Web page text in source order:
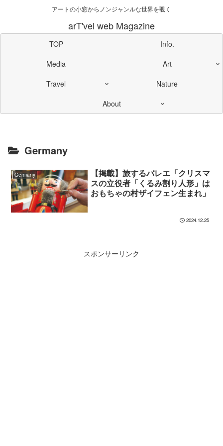
アートの小窓からノンジャンルな世界を覗く
arT'vel web Magazine
TOP
Info.
Media
Art
Travel
Nature
About
Germany
Germany
【掲載】旅するバレエ「クリスマ
スの立役者「くるみ割り人形」は
おもちゃの村ザイフェン生まれ」
2024.12.25
スポンサーリンク